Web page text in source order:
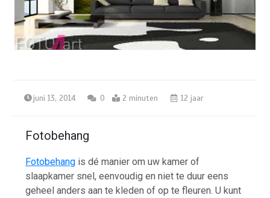
juni 13, 2014 0 2 minuten 12 jaar
Fotobehang
Fotobehang is dé manier om uw kamer of
slaapkamer snel, eenvoudig en niet te duur eens
geheel anders aan te kleden of op te fleuren. U kunt